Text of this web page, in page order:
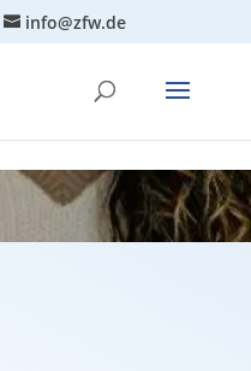
info@zfw.de